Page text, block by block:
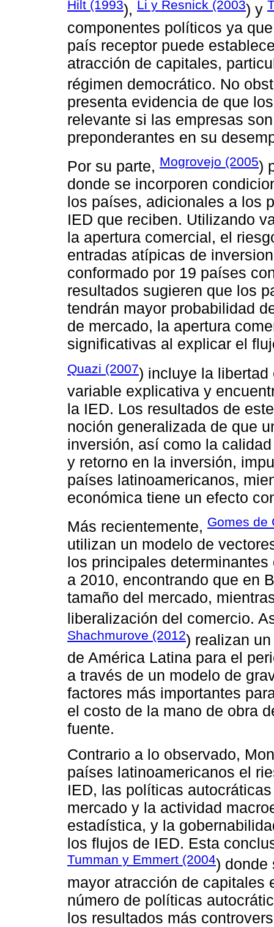
Hilt (1993), Li y Resnick (2003) y
componentes políticos ya
país receptor puede
atracción de capitales,
régimen democrático. No
presenta evidencia de que
relevante si las empresas
preponderantes en su
Por su parte, Mogrovejo (2005)
donde se incorporen
los países, adicionales a los
IED que reciben. Utilizando
la apertura comercial, el
entradas atípicas de
conformado por 19 países
resultados sugieren que los
tendrán mayor probabilidad
de mercado, la apertura
significativas al explicar el
Quazi (2007) incluye la
variable explicativa y
la IED. Los resultados de
noción generalizada de que
inversión, así como la
y retorno en la inversión,
países latinoamericanos,
económica tiene un efecto
Más recientemente, Gomes de
utilizan un modelo de
los principales
a 2010, encontrando que en
tamaño del mercado,
liberalización del comercio.
Shachmurove (2012) realizan
de América Latina para el
a través de un modelo de
factores más importantes
el costo de la mano de obra
fuente.
Contrario a lo observado,
países latinoamericanos el
IED, las políticas
mercado y la actividad
estadística, y la
los flujos de IED. Esta
Tumman y Emmert (2004) donde
mayor atracción de capitales
número de políticas
los resultados más